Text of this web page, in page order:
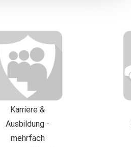
USA verarbeitet werden.
unzureichendem
US-Behörden, zu Kontroll-
werden können.
Datenschutzerklärung.
Karriere &
Ausbildung -
mehrfach